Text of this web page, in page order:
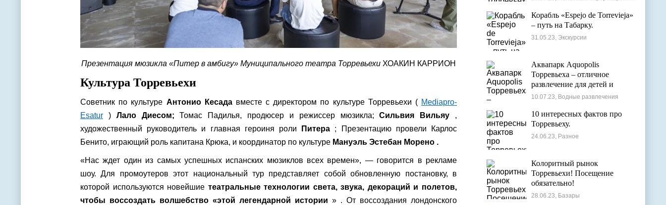
Презентация мюзикла «Питер в амбигу» Муниципального театра Торревьехи ХОАКИН КАРРИОН
Культура Торревьехи
Советник по культуре Антонио Кесадавместе с директором по культуре Торревьехи ( Mediapro-
Esatur ) Лало Диесом;Томас Падилья, продюсер и режиссер мюзикла;Сильвия Вильяу ,
художественный руководитель и главная героиня роли
Питера ; Презентацию провели Карлос
Бенито, играющий роль капитана Крюка, и координатор по культуре Мануэль Эстебан Морено .
«Нас ждет один из самых успешных испанских мюзиклов всех времен», — говорится в рекламе
шоу. Для промоутеров этот национальный тур представляет собой обновленную постановку, в
которой используются новейшие театральные технологии света, звука, декораций и полетов,
чтобы воссоздать волшебство «этой легендарной истории » . От воссоздания лондонского
Корабль «Espejo de Torrevieja»
– путь на Табарку.
31.05.23, Экскурсии
Аквапарк Aquopolis
Торревьеха – отличное
развлечение для детей и
взрослых
10.07.23, Водные развлечения
10 интересных фактов про
Торревьеху.
24.06.23, Разное
Колоритный рынок
Торревьехи! Посещение
обязательно!
28.06.23, Базары